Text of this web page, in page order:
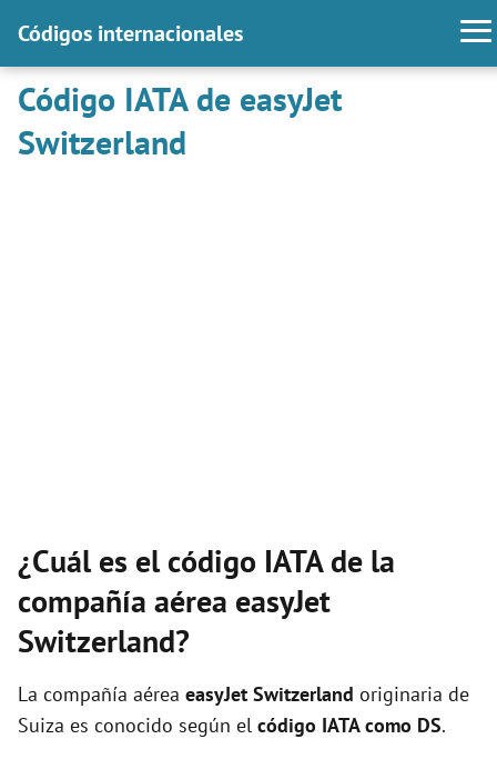
Códigos internacionales
Código IATA de easyJet
Switzerland
¿Cuál es el código IATA de la
compañía aérea easyJet
Switzerland?
La compañía aérea easyJet Switzerland originaria de
Suiza es conocido según el código IATA como DS.